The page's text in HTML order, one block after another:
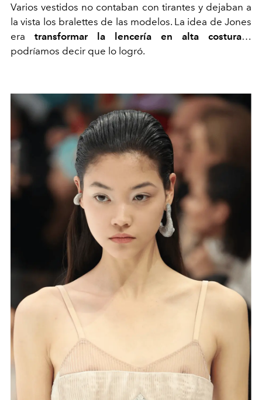
Varios vestidos no contaban con tirantes y dejaban a
la vista los bralettes de las modelos. La idea de Jones
era transformar la lencería en alta costura…
podríamos decir que lo logró.